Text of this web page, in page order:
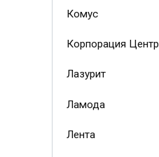
Комус
Корпорация Центр
Лазурит
Ламода
Лента